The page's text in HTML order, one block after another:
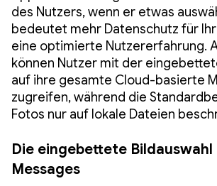
des Nutzers, wenn er etwas
bedeutet mehr Datenschutz für
eine optimierte Nutzererfahrung.
können Nutzer mit der
auf ihre gesamte Cloud-basierte
zugreifen, während die
Fotos nur auf lokale Dateien
Die eingebettete
Messages